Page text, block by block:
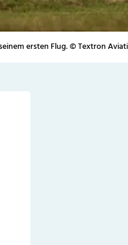
ersten Flug. © Textron